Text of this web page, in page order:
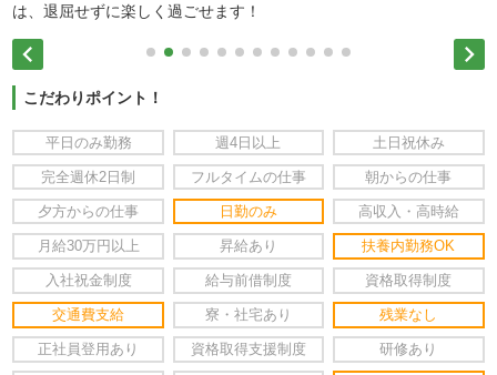
は、退屈せずに楽しく過ごせます！
 
こだわりポイント！
平日のみ勤務 週4日以上 土日祝休み
完全週休2日制 フルタイムの仕事 朝からの仕事
夕方からの仕事 日勤のみ 高収入・高時給
月給30万円以上 昇給あり 扶養内勤務OK
入社祝金制度 給与前借制度 資格取得制度
交通費支給 寮・社宅あり 残業なし
正社員登用あり 資格取得支援制度 研修あり